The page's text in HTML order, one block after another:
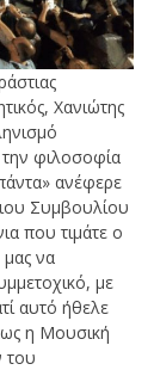
Χανιώτης
φιλοσοφία
ανέφερε
Συμβουλίου
που τιμάτε ο
να
με
αυτό ήθελε
η Μουσική
του